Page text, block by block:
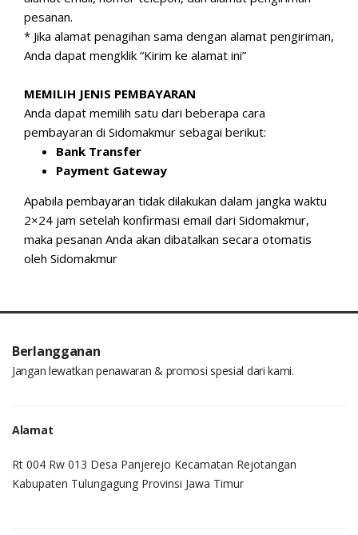
pesanan.
* Jika alamat penagihan sama dengan alamat pengiriman,
Anda dapat mengklik “Kirim ke alamat ini”
MEMILIH JENIS PEMBAYARAN
Anda dapat memilih satu dari beberapa cara
pembayaran di Sidomakmur sebagai berikut:
Bank Transfer
Payment Gateway
Apabila pembayaran tidak dilakukan dalam jangka waktu
2×24 jam setelah konfirmasi email dari Sidomakmur,
maka pesanan Anda akan dibatalkan secara otomatis
oleh Sidomakmur
Berlangganan
Jangan lewatkan penawaran & promosi spesial dari kami.
Alamat
Rt 004 Rw 013 Desa Panjerejo Kecamatan Rejotangan
Kabupaten Tulungagung Provinsi Jawa Timur